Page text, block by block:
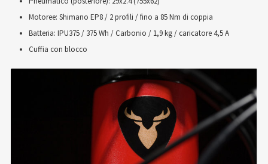
Motoree: Shimano EP8 / 2 profili / fino a 85 Nm di coppia
Batteria: IPU375 / 375 Wh / Carbonio / 1,9 kg / caricatore 4,5 A
Cuffia con blocco